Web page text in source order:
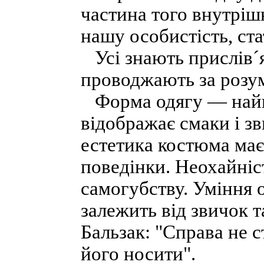
частина того
нашу особистість,
Усі знають
проводжають за
Форма одягу —
відображає смаки і
естетика костюма
поведінки.
самогубству. Уміння
залежить від звичок
Бальзак: "Справа не
його носити".